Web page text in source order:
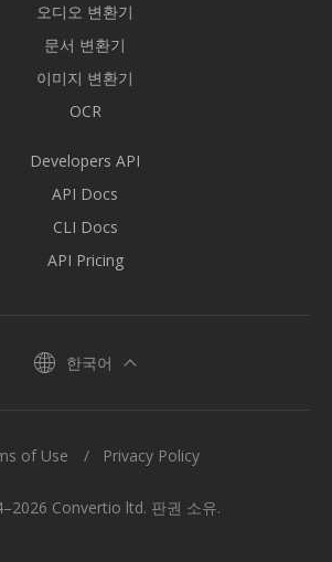
오디오 변환기
문서 변환기
이미지 변환기
OCR
Developers API
API Docs
CLI Docs
API Pricing
한국어
Convertio ltd. 판권 소유.
of Use Privacy Policy